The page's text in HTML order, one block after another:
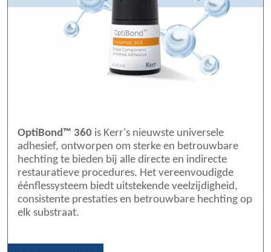
OptiBond™ 360 is Kerr's nieuwste universele
adhesief, ontworpen om sterke en betrouwbare
hechting te bieden bij alle directe en indirecte
restauratieve procedures. Het vereenvoudigde
éénflessysteem biedt uitstekende veelzijdigheid,
consistente prestaties en betrouwbare hechting op
elk substraat.